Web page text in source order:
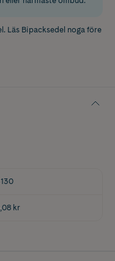
Läs Bipacksedel noga före
kr